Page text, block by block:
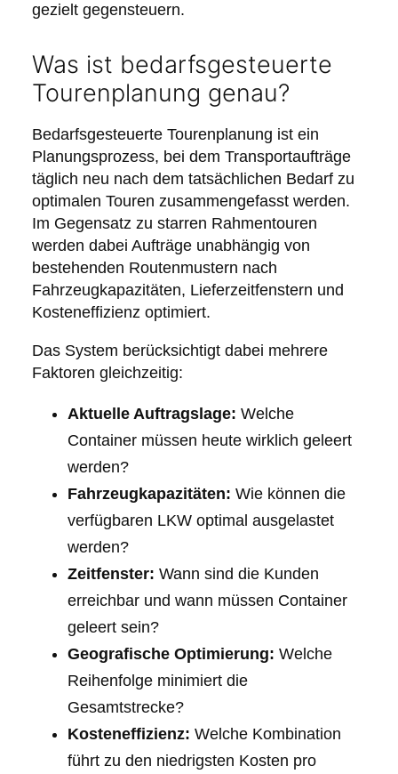
gezielt gegensteuern.
Was ist bedarfsgesteuerte
Tourenplanung genau?
Bedarfsgesteuerte Tourenplanung ist ein
Planungsprozess, bei dem Transportaufträge
täglich neu nach dem tatsächlichen Bedarf zu
optimalen Touren zusammengefasst werden.
Im Gegensatz zu starren Rahmentouren
werden dabei Aufträge unabhängig von
bestehenden Routenmustern nach
Fahrzeugkapazitäten, Lieferzeitfenstern und
Kosteneffizienz optimiert.
Das System berücksichtigt dabei mehrere
Faktoren gleichzeitig:
Aktuelle Auftragslage: Welche
Container müssen heute wirklich geleert
werden?
Fahrzeugkapazitäten: Wie können die
verfügbaren LKW optimal ausgelastet
werden?
Zeitfenster: Wann sind die Kunden
erreichbar und wann müssen Container
geleert sein?
Geografische Optimierung: Welche
Reihenfolge minimiert die
Gesamtstrecke?
Kosteneffizienz: Welche Kombination
führt zu den niedrigsten Kosten pro